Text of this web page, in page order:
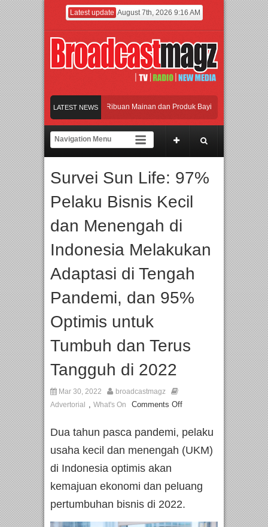
Latest update August 7th, 2026 9:16 AM
LATEST NEWS
Jakarta dengan Ribuan Mainan dan Produk Bayi dari Seluruh Dunia,
Gerbang Inovasi dan Peluang Bisnis Industri Gifts dan Housewares Asia
Perpaduan Warisan Dan Semangat Lokal, BIRKENSTOCK INDONESIA
Jakarta dengan Ribuan Mainan dan Produk Bayi dari Seluruh Dunia,
Survei Sun Life: 97%
Pelaku Bisnis Kecil
dan Menengah di
Indonesia Melakukan
Adaptasi di Tengah
Pandemi, dan 95%
Optimis untuk
Tumbuh dan Terus
Tangguh di 2022
Mar 30, 2022
broadcastmagz
Advertorial
, What's On Comments Off
Dua tahun pasca pandemi, pelaku
usaha kecil dan menengah (UKM)
di Indonesia optimis akan
kemajuan ekonomi dan peluang
pertumbuhan bisnis di 2022.